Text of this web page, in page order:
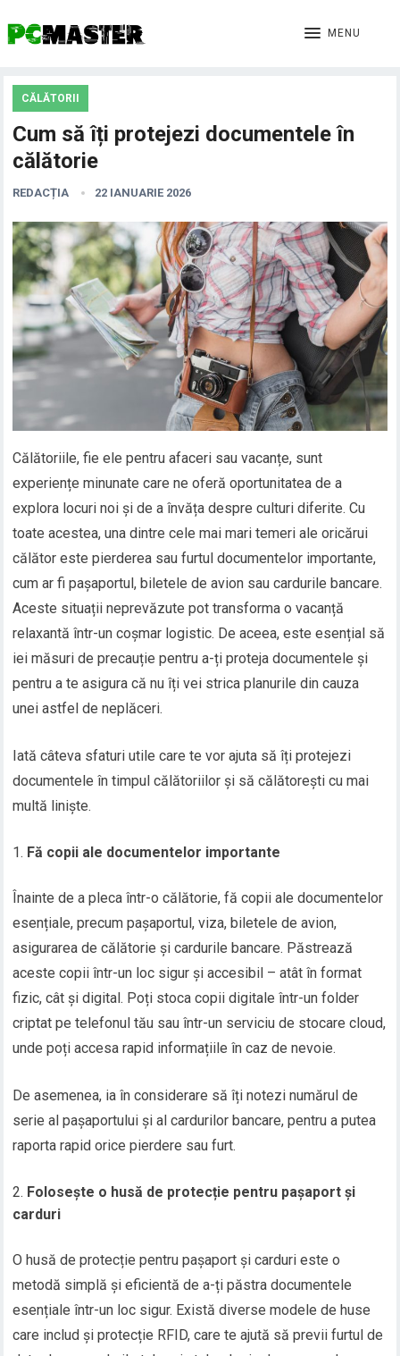
MENU
CĂLĂTORII
Cum să îți protejezi documentele în
călătorie
REDACȚIA 22 IANUARIE 2026
Călătoriile, fie ele pentru afaceri sau vacanțe, sunt
experiențe minunate care ne oferă oportunitatea de a
explora locuri noi și de a învăța despre culturi diferite. Cu
toate acestea, una dintre cele mai mari temeri ale oricărui
călător este pierderea sau furtul documentelor importante,
cum ar fi pașaportul, biletele de avion sau cardurile bancare.
Aceste situații neprevăzute pot transforma o vacanță
relaxantă într-un coșmar logistic. De aceea, este esențial să
iei măsuri de precauție pentru a-ți proteja documentele și
pentru a te asigura că nu îți vei strica planurile din cauza
unei astfel de neplăceri.
Iată câteva sfaturi utile care te vor ajuta să îți protejezi
documentele în timpul călătoriilor și să călătorești cu mai
multă liniște.
Fă copii ale documentelor importante
Înainte de a pleca într-o călătorie, fă copii ale documentelor
esențiale, precum pașaportul, viza, biletele de avion,
asigurarea de călătorie și cardurile bancare. Păstrează
aceste copii într-un loc sigur și accesibil – atât în format
fizic, cât și digital. Poți stoca copii digitale într-un folder
criptat pe telefonul tău sau într-un serviciu de stocare cloud,
unde poți accesa rapid informațiile în caz de nevoie.
De asemenea, ia în considerare să îți notezi numărul de
serie al pașaportului și al cardurilor bancare, pentru a putea
raporta rapid orice pierdere sau furt.
Folosește o husă de protecție pentru pașaport și
carduri
O husă de protecție pentru pașaport și carduri este o
metodă simplă și eficientă de a-ți păstra documentele
esențiale într-un loc sigur. Există diverse modele de huse
care includ și protecție RFID, care te ajută să previi furtul de